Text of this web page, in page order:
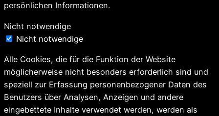
persönlichen Informationen.
Nicht notwendige
Nicht notwendige
Alle Cookies, die für die Funktion der Website
möglicherweise nicht besonders erforderlich sind und
speziell zur Erfassung personenbezogener Daten des
Benutzers über Analysen, Anzeigen und andere
eingebettete Inhalte verwendet werden, werden als